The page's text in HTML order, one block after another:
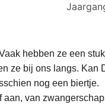
hebben ze een
ze bij ons langs.
nog een biertje.
van